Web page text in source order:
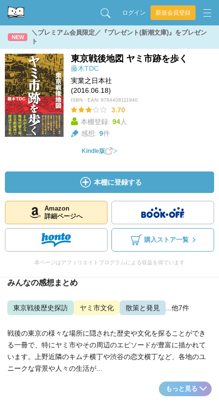
ログイン 新規会員登録
NEW
＼プレミアム会員限定／『プレゼント(新潮文庫)』をプレゼン
ト
東京戦後地図 ヤミ市跡を歩く
藤木TDC
実業之日本社
(2016.06.18)
ISBN・EAN: 9784408111940
3.70
本棚登録: 94人
感想: 9件
Kindle版
本棚に登録する
Amazon
詳細ページへ
購入ストア一覧
本ページはアフィリエイトプログラムによる収益を得ています
みんなの感想まとめ
東京戦後歴史探訪 ヤミ市文化 散策と発見 ...他7件
戦後の東京の様々な場所に隠された歴史や文化を探ることができ
る一冊で、特にヤミ市やその周辺のエピソードが豊富に描かれて
います。上野近隣のキムチ横丁や渋谷の恋文横丁など、各地のユ
ニークな背景や人々の生活が...
もっと見る